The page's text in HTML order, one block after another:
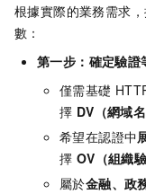
根據實際的業務需求
數：
第一步：確定驗證
僅需基礎
擇 DV（網域
希望在認證中
擇 OV（組織驗
屬於金融、政